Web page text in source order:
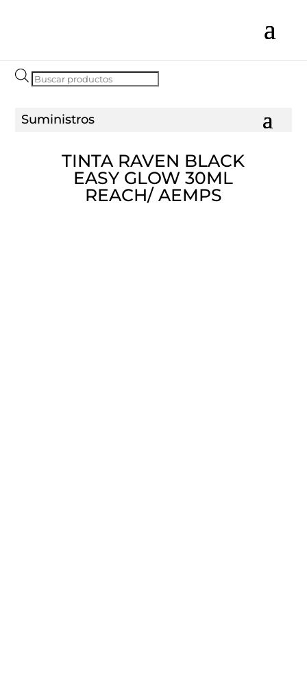
Búsqueda
TINTA RAVEN BLACK
EASY GLOW 30ML
REACH/ AEMPS